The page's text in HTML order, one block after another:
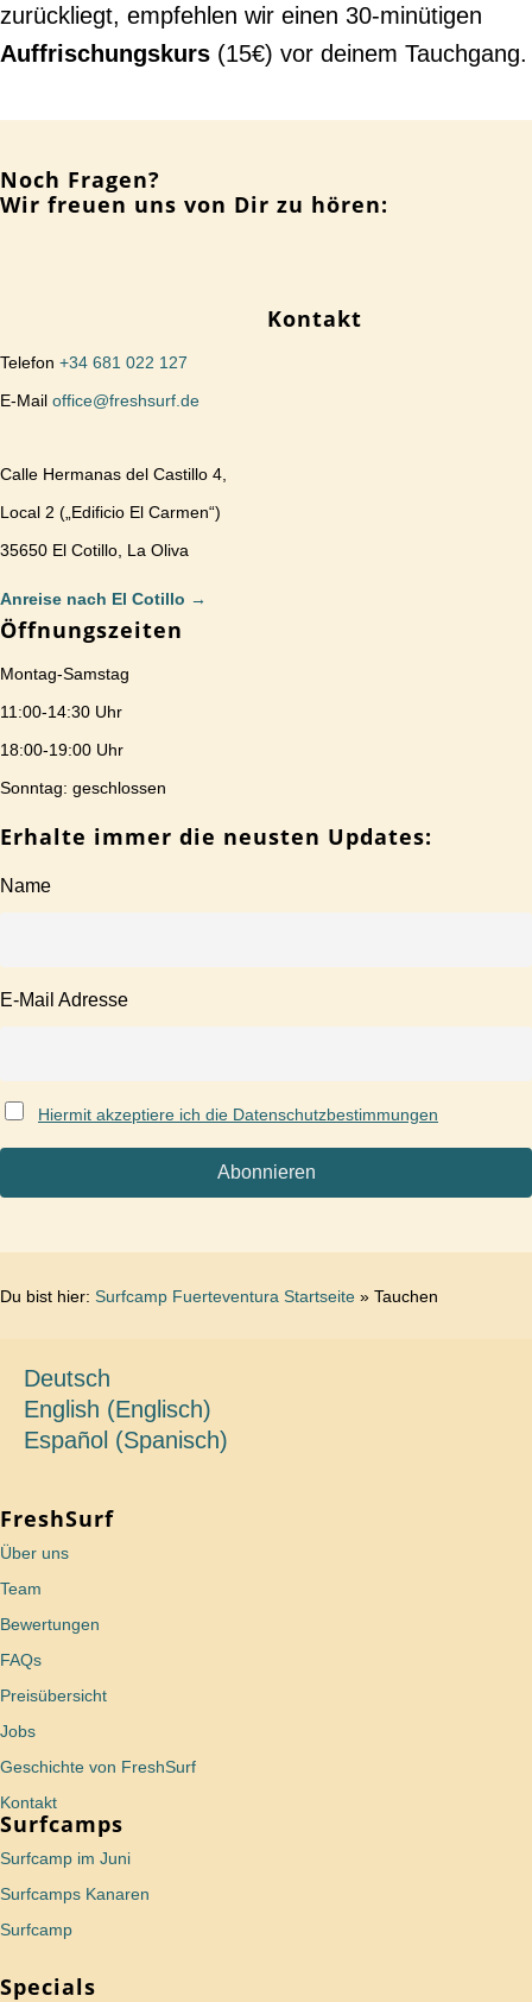
zurückliegt, empfehlen wir einen 30-minütigen
Auffrischungskurs (15€) vor deinem Tauchgang.
Noch Fragen?
Wir freuen uns von Dir zu hören:
Kontakt
Telefon +34 681 022 127
E-Mail office@freshsurf.de
Calle Hermanas del Castillo 4,
Local 2 („Edificio El Carmen“)
35650 El Cotillo, La Oliva
Anreise nach El Cotillo →
Öffnungszeiten
Montag-Samstag
11:00-14:30 Uhr
18:00-19:00 Uhr
Sonntag: geschlossen
Erhalte immer die neusten Updates:
Name
E-Mail Adresse
Hiermit akzeptiere ich die Datenschutzbestimmungen
Du bist hier: Surfcamp Fuerteventura Startseite » Tauchen
Deutsch
English (Englisch)
Español (Spanisch)
FreshSurf
Über uns
Team
Bewertungen
FAQs
Preisübersicht
Jobs
Geschichte von FreshSurf
Kontakt
Surfcamps
Surfcamp im Juni
Surfcamps Kanaren
Surfcamp
Specials